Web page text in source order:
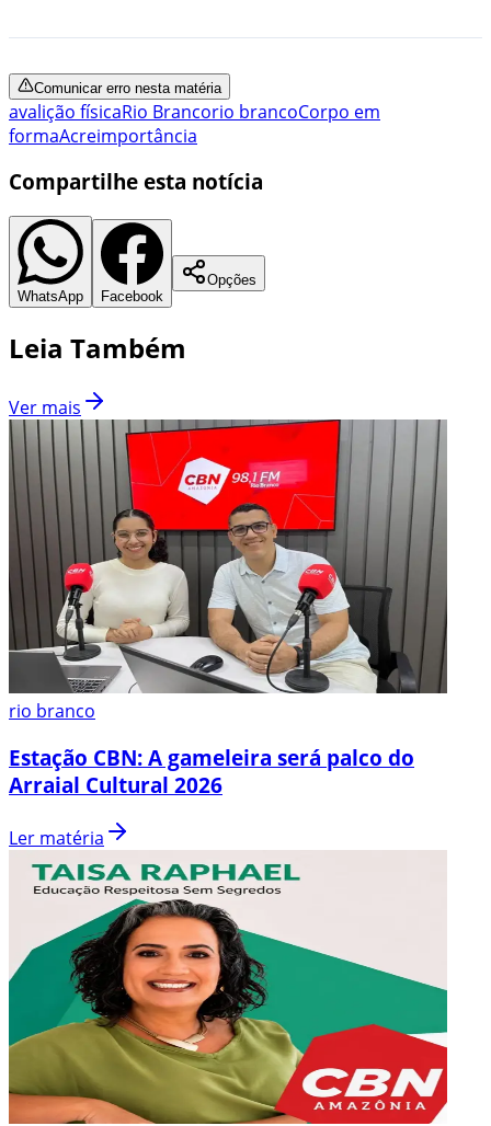
Comunicar erro nesta matéria
avalição físicaRio Brancorio brancoCorpo em
formaAcreimportância
Compartilhe esta notícia
WhatsApp Facebook
Opções
Leia Também
Ver mais
rio branco
Estação CBN: A gameleira será palco do
Arraial Cultural 2026
Ler matéria